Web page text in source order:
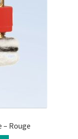
– Rouge